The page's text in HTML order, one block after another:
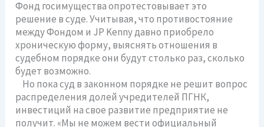
Фонд госимущества опротестовывает это
решение в суде. Учитывая, что противостояние
между Фондом и JP Kenny давно приобрело
хроническую форму, выяснять отношения в
судебном порядке они будут столько раз, сколько
будет возможно.
Но пока суд в законном порядке не решит вопрос
распределения долей учредителей ПГНК,
инвестиций на свое развитие предприятие не
получит. «Мы не можем вести официальный